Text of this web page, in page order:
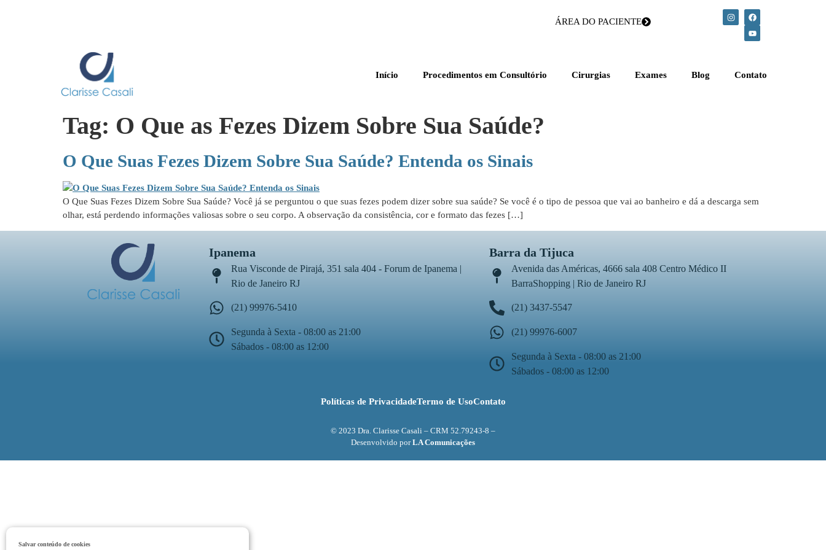
Salvar conteúdo de cookies
ÁREA DO PACIENTE
Início Procedimentos em Consultório Cirurgias Exames Blog Contato
Tag: O Que as Fezes Dizem Sobre Sua Saúde?
O Que Suas Fezes Dizem Sobre Sua Saúde? Entenda os Sinais
O Que Suas Fezes Dizem Sobre Sua Saúde? Você já se perguntou o que suas fezes podem dizer sobre sua saúde? Se você é o tipo de pessoa que vai ao banheiro e dá a descarga sem
olhar, está perdendo informações valiosas sobre o seu corpo. A observação da consistência, cor e formato das fezes […]
Ipanema
Rua Visconde de Pirajá, 351 sala 404 - Forum de Ipanema |
Rio de Janeiro RJ
(21) 99976-5410
Segunda à Sexta - 08:00 as 21:00
Sábados - 08:00 as 12:00
Barra da Tijuca
Avenida das Américas, 4666 sala 408 Centro Médico II
BarraShopping | Rio de Janeiro RJ
(21) 3437-5547
(21) 99976-6007
Segunda à Sexta - 08:00 as 21:00
Sábados - 08:00 as 12:00
Políticas de PrivacidadeTermo de UsoContato
© 2023 Dra. Clarisse Casali – CRM 52.79243-8 –
Desenvolvido porLA Comunicações